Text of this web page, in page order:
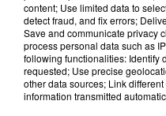
8h00
Les
Delettes
content; Use limited data to
detect fraud, and fix errors;
Save and communicate privacy
process personal data such as
following functionalities: Identify
requested; Use precise
other data sources; Link
information transmitted